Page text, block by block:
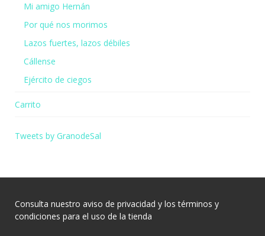
Mi amigo Hernán
Por qué nos morimos
Lazos fuertes, lazos débiles
Cállense
Ejército de ciegos
Carrito
Tweets by GranodeSal
Consulta nuestro aviso de privacidad y lostérminos y
condiciones para el uso de la tienda